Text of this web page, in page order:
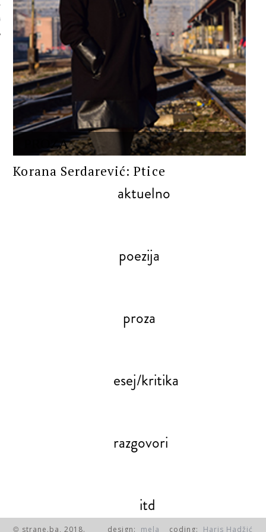
PROZA
Korana Serdarević: Ptice
aktuelno
poezija
proza
esej/kritika
razgovori
itd
© strane.ba, 2018. design: mela coding: Haris Hadžić